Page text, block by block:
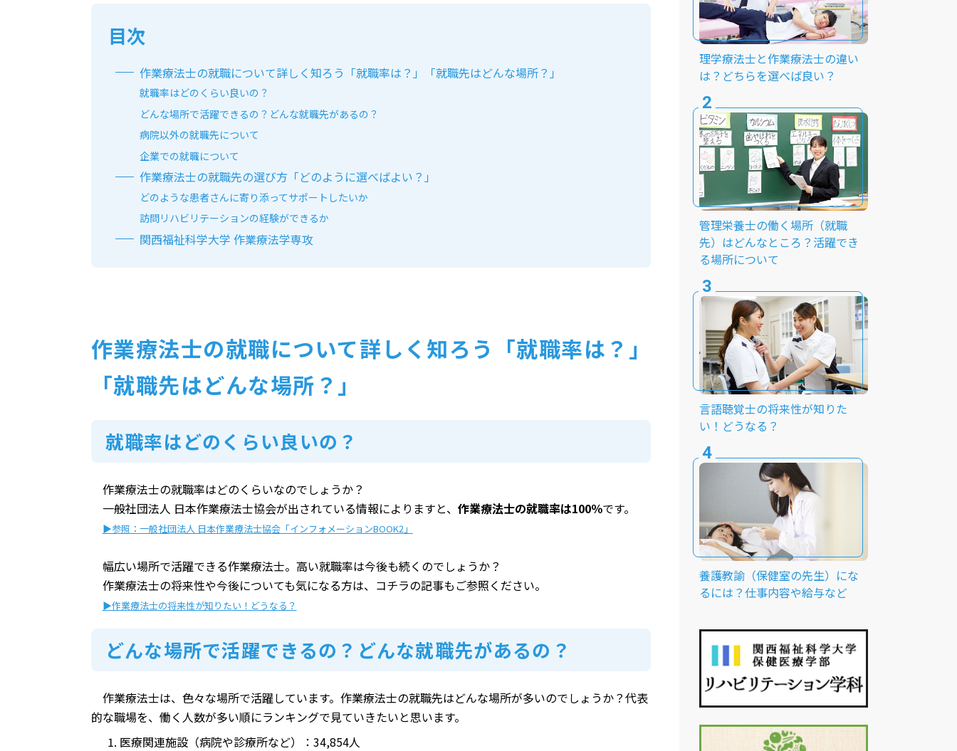
目次
作業療法士の就職について詳しく知ろう「就職率は？」「就職先はどんな場所？」
就職率はどのくらい良いの？
どんな場所で活躍できるの？どんな就職先があるの？
病院以外の就職先について
企業での就職について
作業療法士の就職先の選び方「どのように選べばよい？」
どのような患者さんに寄り添ってサポートしたいか
訪問リハビリテーションの経験ができるか
関⻄福祉科学大学 作業療法学専攻
作業療法士の就職について詳しく知ろう「就職率は？」
「就職先はどんな場所？」
就職率はどのくらい良いの？
作業療法士の就職率はどのくらいなのでしょうか？
一般社団法人 日本作業療法士協会が出されている情報によりますと、 作業療法士の就職率は100％です。
▶参照：一般社団法人 日本作業療法士協会「インフォメーションBOOK2」
幅広い場所で活躍できる作業療法士。高い就職率は今後も続くのでしょうか？
作業療法士の将来性や今後についても気になる方は、コチラの記事もご参照ください。
▶作業療法士の将来性が知りたい！どうなる？
どんな場所で活躍できるの？どんな就職先があるの？
作業療法士は、色々な場所で活躍しています。作業療法士の就職先はどんな場所が多いのでしょうか？代表
的な職場を、働く人数が多い順にランキングで見ていきたいと思います。
医療関連施設（病院や診療所など）：34,854人
理学療法士と作業療法士の違い
は？どちらを選べば良い？
管理栄養士の働く場所（就職
先）はどんなところ？活躍でき
る場所について
言語聴覚士の将来性が知りた
い！どうなる？
養護教諭（保健室の先生）にな
るには？仕事内容や給与など